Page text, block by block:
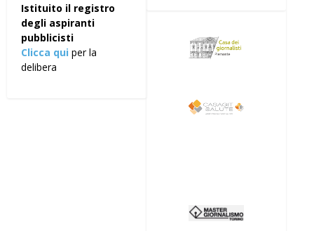
Istituito il registro
degli aspiranti
pubblicisti
Clicca qui per la
delibera